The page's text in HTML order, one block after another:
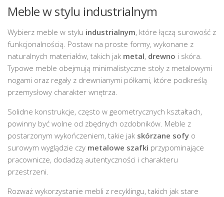
Meble w stylu industrialnym
Wybierz meble w stylu industrialnym, które łączą surowość z
funkcjonalnością. Postaw na proste formy, wykonane z
naturalnych materiałów, takich jak metal, drewno i skóra.
Typowe meble obejmują minimalistyczne stoły z metalowymi
nogami oraz regały z drewnianymi półkami, które podkreślą
przemysłowy charakter wnętrza.
Solidne konstrukcje, często w geometrycznych kształtach,
powinny być wolne od zbędnych ozdobników. Meble z
postarzonym wykończeniem, takie jak skórzane sofy o
surowym wyglądzie czy metalowe szafki przypominające
pracownicze, dodadzą autentyczności i charakteru
przestrzeni.
Rozważ wykorzystanie mebli z recyklingu, takich jak stare